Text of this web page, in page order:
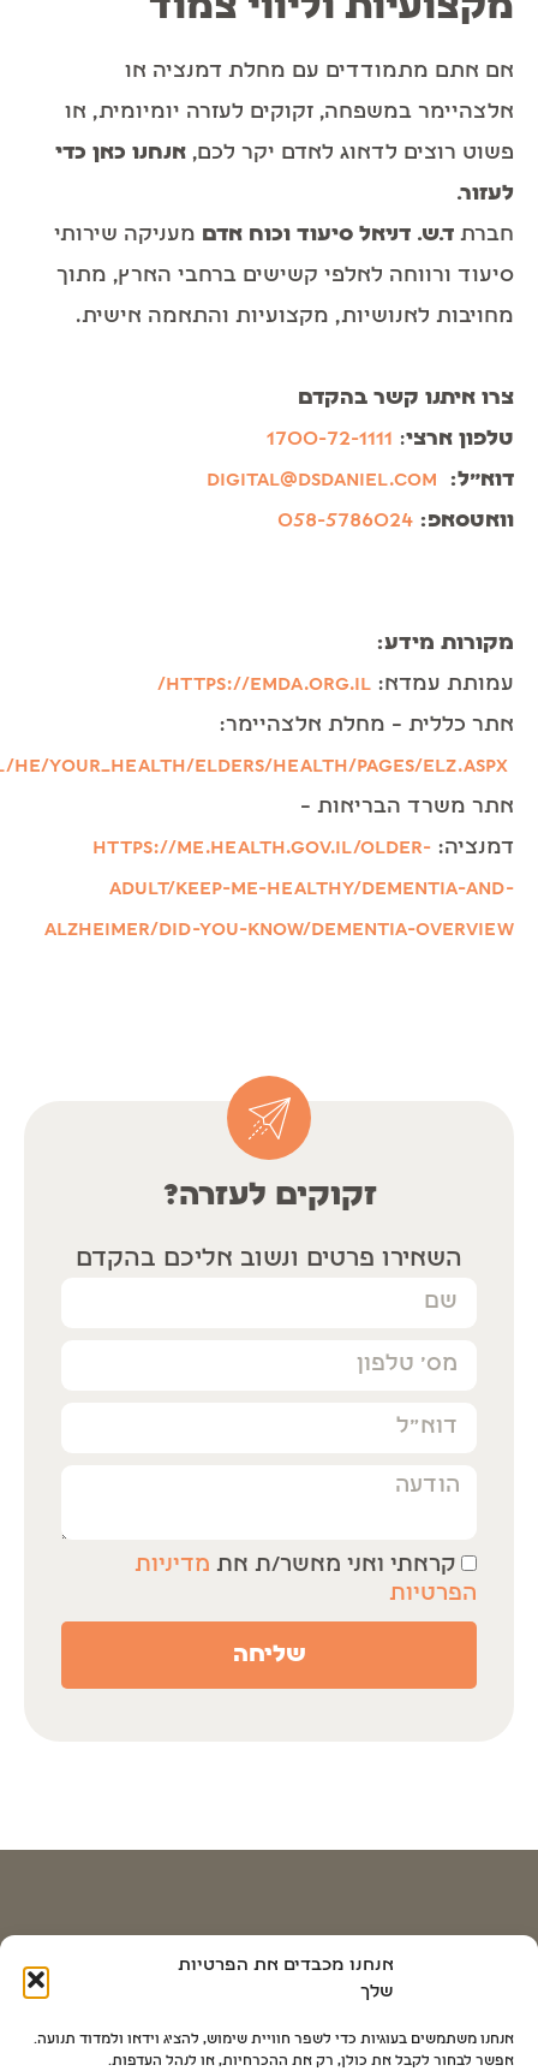
אנחנו מכבדים את הפרטיות
שלך
אנחנו משתמשים בעוגיות כדי לשפר חוויית שימוש, להציג וידאו ולמדוד תנועה.
אפשר לבחור לקבל את כולן, רק את ההכרחיות, או לנהל העדפות.
מקצועיות וליווי צמוד
אם אתם מתמודדים עם מחלת דמנציה או
אלצהיימר במשפחה, זקוקים לעזרה יומיומית, או
פשוט רוצים לדאוג לאדם יקר לכם, אנחנו כאן כדי
לעזור.
חברת ד.ש. דניאל סיעוד וכוח אדם מעניקה שירותי
סיעוד ורווחה לאלפי קשישים ברחבי הארץ, מתוך
מחויבות לאנושיות, מקצועיות והתאמה אישית.
צרו איתנו קשר בהקדם
טלפון ארצי:
1700-72-1111
דוא”ל:
digital@dsdaniel.com
וואטסאפ: 058-5786024
מקורות מידע:
עמותת עמדא: https://emda.org.il/
אתר כללית – מחלת אלצהיימר:
your_health/elders/health/Pages/elz.aspx
אתר משרד הבריאות –
דמנציה: https://me.health.gov.il/older-
adult/keep-me-healthy/dementia-and-
alzheimer/did-you-know/dementia-overview
זקוקים לעזרה?
השאירו פרטים ונשוב אליכם בהקדם
קראתי ואני מאשר/ת את מדיניות
הפרטיות
שליחה
058-5786024
058-5786024